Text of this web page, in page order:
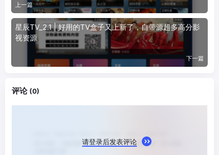
上一篇
星辰TV_2.1 | 好用的TV盒子又上新了，自带源超多高分影
视资源
下一篇
评论 (0)
请登录后发表评论